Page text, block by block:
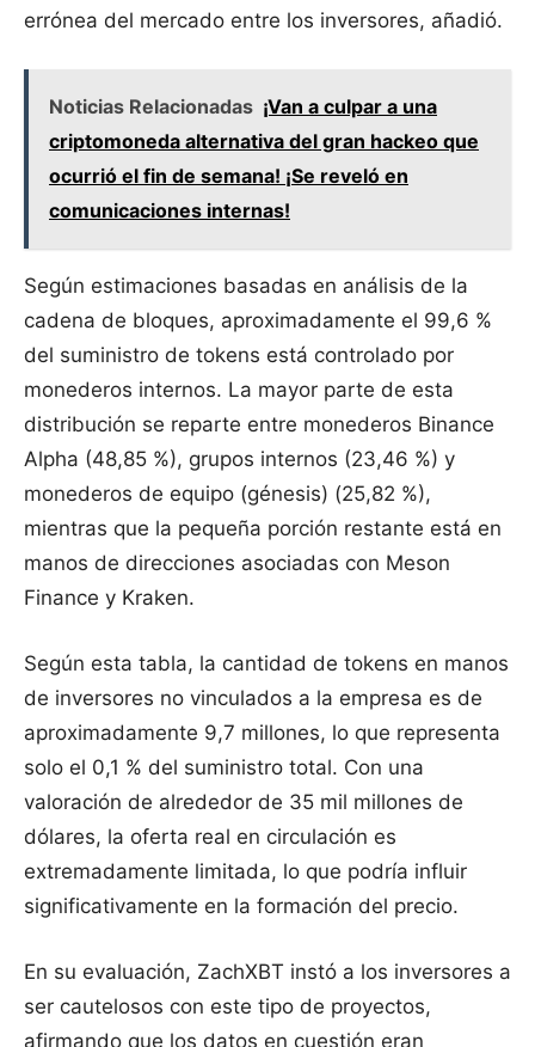
errónea del mercado entre los inversores, añadió.
Noticias Relacionadas ¡Van a culpar a una
criptomoneda alternativa del gran hackeo que
ocurrió el fin de semana! ¡Se reveló en
comunicaciones internas!
Según estimaciones basadas en análisis de la
cadena de bloques, aproximadamente el 99,6 %
del suministro de tokens está controlado por
monederos internos. La mayor parte de esta
distribución se reparte entre monederos Binance
Alpha (48,85 %), grupos internos (23,46 %) y
monederos de equipo (génesis) (25,82 %),
mientras que la pequeña porción restante está en
manos de direcciones asociadas con Meson
Finance y Kraken.
Según esta tabla, la cantidad de tokens en manos
de inversores no vinculados a la empresa es de
aproximadamente 9,7 millones, lo que representa
solo el 0,1 % del suministro total. Con una
valoración de alrededor de 35 mil millones de
dólares, la oferta real en circulación es
extremadamente limitada, lo que podría influir
significativamente en la formación del precio.
En su evaluación, ZachXBT instó a los inversores a
ser cautelosos con este tipo de proyectos,
afirmando que los datos en cuestión eran